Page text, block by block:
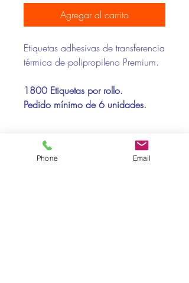
Agregar al carrito
Etiquetas adhesivas de transferencia
térmica de polipropileno Premium.
1800 Etiquetas por rollo.
Pedido mínimo de 6 unidades.
Compatibilidad Impresoras:
Toshiba, Zebra
Phone Email